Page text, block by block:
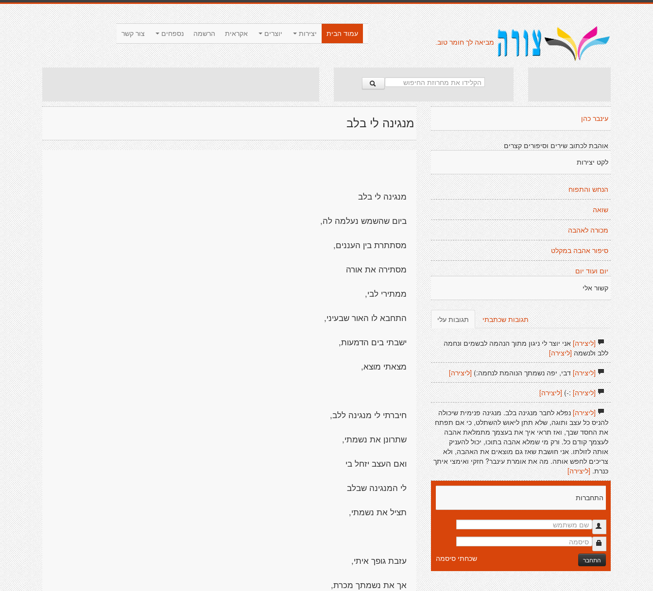
צור קשר נספחים הרשמה אקראית יוצרים יצירות
עמוד הבית
מביאה לך חומר טוב.
מנגינה לי בלב
מנגינה לי בלב
ביום שהשמש נעלמה לה,
מסתתרת בין העננים,
מסתירה את אורה
ממתירי לבי,
התחבא לו האור שבעיני,
ישבתי בים הדמעות,
מצאתי מוצא,
חיברתי לי מנגינה ללב,
שתרונן את נשמתי,
ואם העצב יזחל בי
לי המנגינה שבלב
תציל את נשמתי,
עזבת גופך איתי,
אך את נשמתך מכרת,
עינבר כהן
אוהבת לכתוב שירים וסיפורים קצרים
לקט יצירות
הנחש והתפוח
שואה
מכורה לאהבה
סיפור אהבה במקלט
יום ועוד יום
קשור אלי
תגובות עלי תגובות שכתבתי
[ליצירה]אני יוצר לי ניגון מתוך הנהמה לבשמים ונחמה
ללב ולנשמה [ליצירה]
[ליצירה]דבי, יפה נשמתך הנוהמת לנחמה:) [ליצירה]
[ליצירה]:-) [ליצירה]
[ליצירה]נפלא לחבר מנגינה בלב. מנגינה פנימית שיכולה
להניס כל עצב ותוגה, שלא תתן ליאוש להשתלט, כי אם תפתח
את החסד שבך, ואז תראי איך את בעצמך מתמלאת אהבה
לעצמך קודם כל. ורק מי שמלא אהבה בתוכו, יכול להעניק
אותה לזולתו. אני חושבת שאז גם מוצאים את האהבה, ולא
צריכים לחפש אותה. מה את אומרת עינבר? חזקי ואימצי איתך
כּנרת. [ליצירה]
התחברות
התחבר שכחתי סיסמה